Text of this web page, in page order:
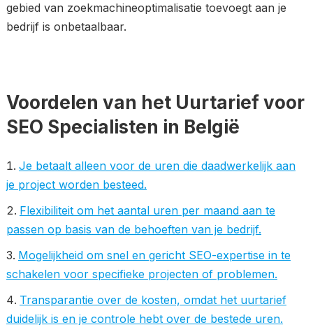
gebied van zoekmachineoptimalisatie toevoegt aan je
bedrijf is onbetaalbaar.
Voordelen van het Uurtarief voor
SEO Specialisten in België
Je betaalt alleen voor de uren die daadwerkelijk aan
je project worden besteed.
Flexibiliteit om het aantal uren per maand aan te
passen op basis van de behoeften van je bedrijf.
Mogelijkheid om snel en gericht SEO-expertise in te
schakelen voor specifieke projecten of problemen.
Transparantie over de kosten, omdat het uurtarief
duidelijk is en je controle hebt over de bestede uren.